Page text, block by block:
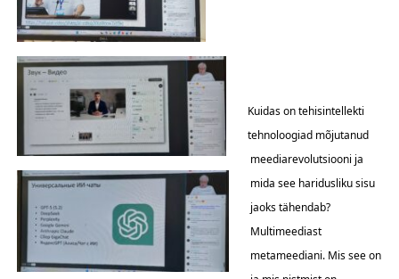
Kuidas on tehisintellekti
tehnoloogiad mõjutanud
meediarevolutsiooni ja
mida see haridusliku sisu
jaoks tähendab?
Multimeediast
metameediani. Mis see on